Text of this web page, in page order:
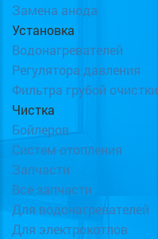
Замена анода
Установка
Водонагревателей
Регулятора давления
Фильтра грубой очистки
Чистка
Бойлеров
Систем отопления
Запчасти
Все запчасти
Для водонагревателей
Для электрокотлов